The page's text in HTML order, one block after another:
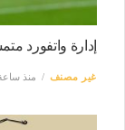
إدارة واتفورد
غير مصنف منذ